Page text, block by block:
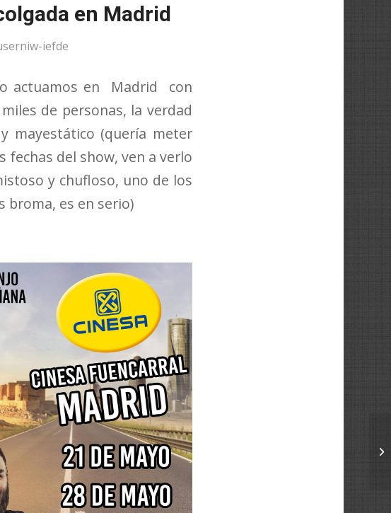
en Madrid
iefde
actuamos en Madrid con
de personas, la verdad
mayestático (quería meter
fechas del show, ven a verlo
y chufloso, uno de los
broma, es en serio)